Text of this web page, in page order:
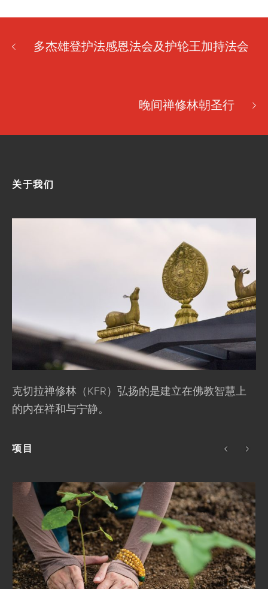
多杰雄登护法感恩法会及护轮王加持法会
晚间禅修林朝圣行
关于我们
克切拉禅修林（KFR）弘扬的是建立在佛教智慧上
的内在祥和与宁静。
项目